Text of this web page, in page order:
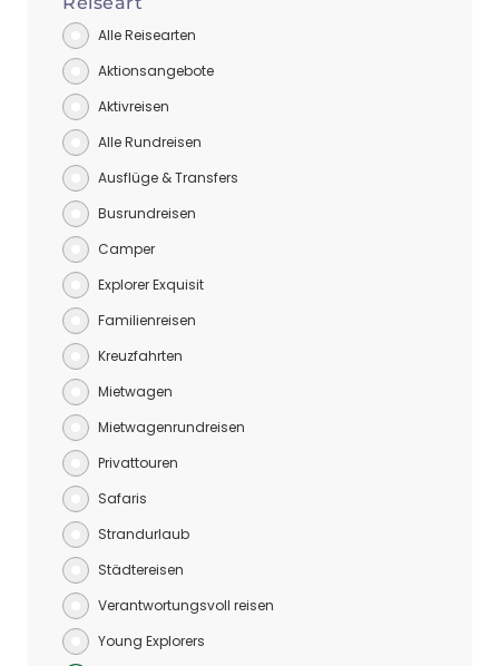
Alle Reisearten
Aktionsangebote
Aktivreisen
Alle Rundreisen
Ausflüge & Transfers
Busrundreisen
Camper
Explorer Exquisit
Familienreisen
Kreuzfahrten
Mietwagen
Mietwagenrundreisen
Privattouren
Safaris
Strandurlaub
Städtereisen
Verantwortungsvoll reisen
Young Explorers